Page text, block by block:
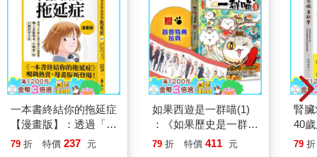
志典一邊走向弟弟，一邊掏著書包，要將筆袋裡的手錶拿出來。
「我們等阿尚一起去雜貨店。」
「他要請客嗎？是嗎？是嗎？」
「請客也是請我，不是請你！」
「請你，就是請我呀！我知道哥哥最好了。」
志典看了叮咚一眼，露出一抹苦笑。
「你還在煩惱手錶的事嗎？」叮咚說。
「對啊，我實在想不到有什麼方式可以聯絡上幻雲號。」
看著志典手中的手錶，叮咚開口問：「哥，我可以看一下手錶
一本書終結你的拖延症
【漫畫版】：透過「小
行動」打開大腦的行動
79 折 特價 237 元
如果西遊是一群喵(1)
：《如果歷史是一群
喵》作者最新力作，附
79 折 特價 411 元
腎
40
就
79 折